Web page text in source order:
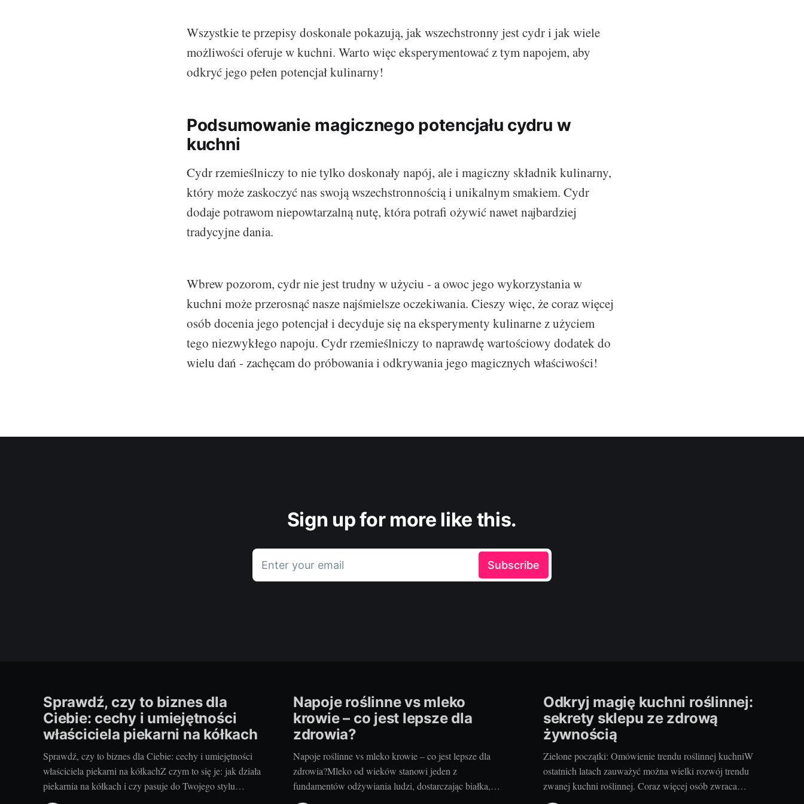
Wszystkie te przepisy doskonale pokazują, jak wszechstronny jest cydr i jak wiele
możliwości oferuje w kuchni. Warto więc eksperymentować z tym napojem, aby
odkryć jego pełen potencjał kulinarny!
Podsumowanie magicznego potencjału cydru w
kuchni
Cydr rzemieślniczy to nie tylko doskonały napój, ale i magiczny składnik kulinarny,
który może zaskoczyć nas swoją wszechstronnością i unikalnym smakiem. Cydr
dodaje potrawom niepowtarzalną nutę, która potrafi ożywić nawet najbardziej
tradycyjne dania.
Wbrew pozorom, cydr nie jest trudny w użyciu - a owoc jego wykorzystania w
kuchni może przerosnąć nasze najśmielsze oczekiwania. Cieszy więc, że coraz więcej
osób docenia jego potencjał i decyduje się na eksperymenty kulinarne z użyciem
tego niezwykłego napoju. Cydr rzemieślniczy to naprawdę wartościowy dodatek do
wielu dań - zachęcam do próbowania i odkrywania jego magicznych właściwości!
Sign up for more like this.
Enter your email Subscribe
Sprawdź, czy to biznes dla
Ciebie: cechy i umiejętności
właściciela piekarni na kółkach
Sprawdź, czy to biznes dla Ciebie: cechy i umiejętności
właściciela piekarni na kółkachZ czym to się je: jak działa
piekarnia na kółkach i czy pasuje do Twojego stylu
życiaZapach świeżych bułek o świcie i uśmiechy
Napoje roślinne vs mleko
krowie – co jest lepsze dla
zdrowia?
Napoje roślinne vs mleko krowie – co jest lepsze dla
zdrowia?Mleko od wieków stanowi jeden z
fundamentów odżywiania ludzi, dostarczając białka,
wapnia i wielu innych cennych składników. Jednak w
Odkryj magię kuchni roślinnej:
sekrety sklepu ze zdrową
żywnością
Zielone początki: Omówienie trendu roślinnej kuchniW
ostatnich latach zauważyć można wielki rozwój trendu
zwanej kuchni roślinnej. Coraz więcej osób zwraca
uwagę na zdrowie, dobrostan i środowisko, decydując się